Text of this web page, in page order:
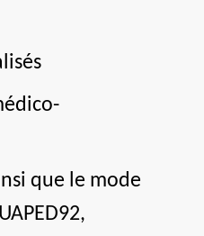
que le mode